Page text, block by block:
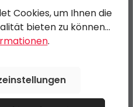
von 0 von 5 Sternen
Produkt!
Cookies, um Ihnen die
bieten zu können...
.